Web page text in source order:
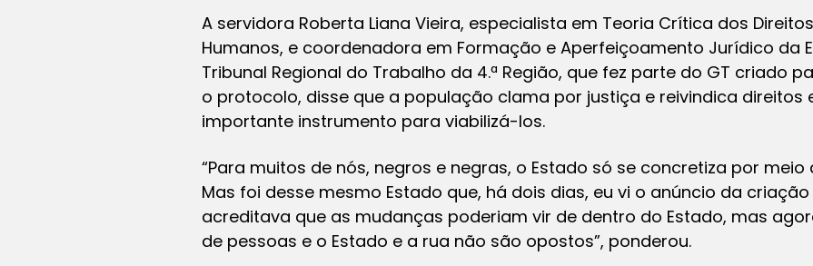
A servidora Roberta Liana Vieira, especialista em Teoria Crítica dos Direitos
Humanos, e coordenadora em Formação e Aperfeiçoamento Jurídico da
Tribunal Regional do Trabalho da 4.ª Região, que fez parte do GT criado
o protocolo, disse que a população clama por justiça e reivindica direitos
importante instrumento para viabilizá-los.
“Para muitos de nós, negros e negras, o Estado só se concretiza por
Mas foi desse mesmo Estado que, há dois dias, eu vi o anúncio da
acreditava que as mudanças poderiam vir de dentro do Estado, mas
de pessoas e o Estado e a rua não são opostos”, ponderou.